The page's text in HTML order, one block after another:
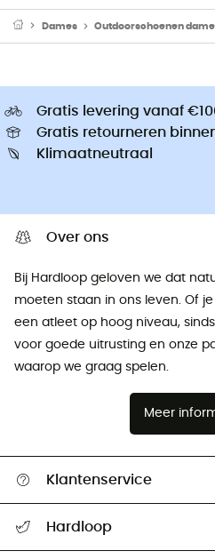
Dames Outdoorschoenen
Gratis levering vanaf
Gratis retourneren
Klimaatneutraal
Over ons
Bij Hardloop geloven we dat
moeten staan ​​in ons leven. Of
een atleet op hoog niveau,
voor goede uitrusting en onze
waarop we graag spelen.
Meer
Klantenservice
Mijn zending volgen
Hardloop